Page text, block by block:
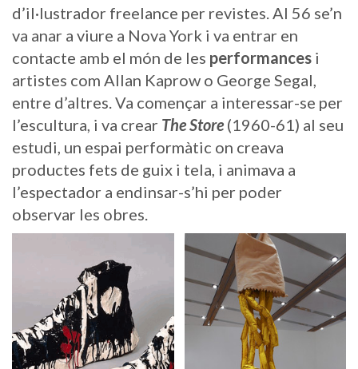
d’il·lustrador freelance per revistes. Al 56 se’n
va anar a viure a Nova York i va entrar en
contacte amb el món de les performances i
artistes com Allan Kaprow o George Segal,
entre d’altres. Va començar a interessar-se per
l’escultura, i va crear The Store (1960-61) al seu
estudi, un espai performàtic on creava
productes fets de guix i tela, i animava a
l’espectador a endinsar-s’hi per poder
observar les obres.